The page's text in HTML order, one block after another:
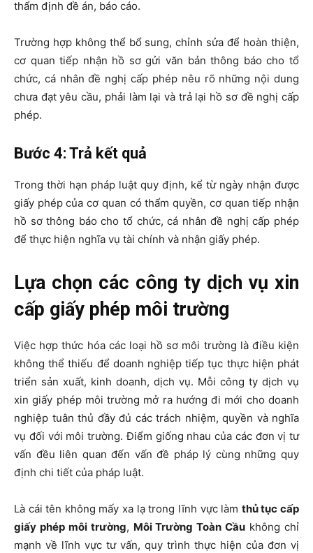
thẩm định đề án, báo cáo.
Trường hợp không thể bổ sung, chỉnh sửa để hoàn thiện,
cơ quan tiếp nhận hồ sơ gửi văn bản thông báo cho tổ
chức, cá nhân đề nghị cấp phép nêu rõ những nội dung
chưa đạt yêu cầu, phải làm lại và trả lại hồ sơ đề nghị cấp
phép.
Bước 4: Trả kết quả
Trong thời hạn pháp luật quy định, kể từ ngày nhận được
giấy phép của cơ quan có thẩm quyền, cơ quan tiếp nhận
hồ sơ thông báo cho tổ chức, cá nhân đề nghị cấp phép
để thực hiện nghĩa vụ tài chính và nhận giấy phép.
Lựa chọn các công ty dịch vụ xin
cấp giấy phép môi trường
Việc hợp thức hóa các loại hồ sơ môi trường là điều kiện
không thể thiếu để doanh nghiệp tiếp tục thực hiện phát
triển sản xuất, kinh doanh, dịch vụ. Mỗi công ty dịch vụ
xin giấy phép môi trường mở ra hướng đi mới cho doanh
nghiệp tuân thủ đầy đủ các trách nhiệm, quyền và nghĩa
vụ đối với môi trường. Điểm giống nhau của các đơn vị tư
vấn đều liên quan đến vấn đề pháp lý cùng những quy
định chi tiết của pháp luật.
Là cái tên không mấy xa lạ trong lĩnh vực làm thủ tục cấp
giấy phép môi trường, Môi Trường Toàn Cầu không chỉ
mạnh về lĩnh vực tư vấn, quy trình thực hiện của đơn vị